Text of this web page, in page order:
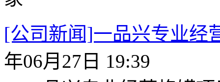
[公司新闻]一品兴专业经
年06月27日 19:39